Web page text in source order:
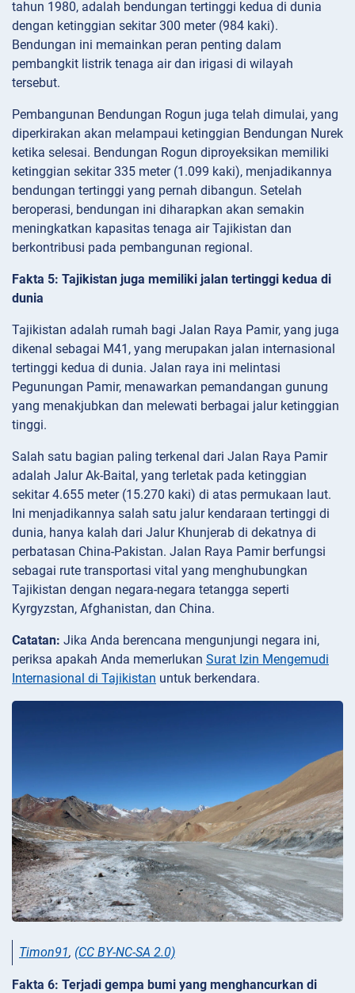
tahun 1980, adalah bendungan tertinggi kedua di dunia
dengan ketinggian sekitar 300 meter (984 kaki).
Bendungan ini memainkan peran penting dalam
pembangkit listrik tenaga air dan irigasi di wilayah
tersebut.
Pembangunan Bendungan Rogun juga telah dimulai, yang
diperkirakan akan melampaui ketinggian Bendungan Nurek
ketika selesai. Bendungan Rogun diproyeksikan memiliki
ketinggian sekitar 335 meter (1.099 kaki), menjadikannya
bendungan tertinggi yang pernah dibangun. Setelah
beroperasi, bendungan ini diharapkan akan semakin
meningkatkan kapasitas tenaga air Tajikistan dan
berkontribusi pada pembangunan regional.
Fakta 5: Tajikistan juga memiliki jalan tertinggi kedua di
dunia
Tajikistan adalah rumah bagi Jalan Raya Pamir, yang juga
dikenal sebagai M41, yang merupakan jalan internasional
tertinggi kedua di dunia. Jalan raya ini melintasi
Pegunungan Pamir, menawarkan pemandangan gunung
yang menakjubkan dan melewati berbagai jalur ketinggian
tinggi.
Salah satu bagian paling terkenal dari Jalan Raya Pamir
adalah Jalur Ak-Baital, yang terletak pada ketinggian
sekitar 4.655 meter (15.270 kaki) di atas permukaan laut.
Ini menjadikannya salah satu jalur kendaraan tertinggi di
dunia, hanya kalah dari Jalur Khunjerab di dekatnya di
perbatasan China-Pakistan. Jalan Raya Pamir berfungsi
sebagai rute transportasi vital yang menghubungkan
Tajikistan dengan negara-negara tetangga seperti
Kyrgyzstan, Afghanistan, dan China.
Catatan: Jika Anda berencana mengunjungi negara ini,
periksa apakah Anda memerlukan Surat Izin Mengemudi
Internasional di Tajikistan untuk berkendara.
Timon91, (CC BY-NC-SA 2.0)
Fakta 6: Terjadi gempa bumi yang menghancurkan di